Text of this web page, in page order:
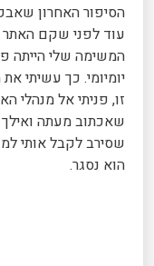
הסיפור האחרון
עוד לפני שקם האתר
המשימה שלי הייתה
יומיומי. כך עשיתי
זו, פניתי אל מנהלי
שאכתוב מעתה
שסירב לקבל אותי
הוא נסגר.